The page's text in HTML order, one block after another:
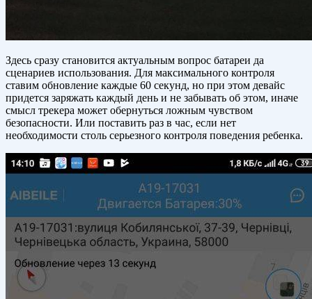
Здесь сразу становится актуальным вопрос батареи да
сценариев использования. Для максимального контроля
ставим обновление каждые 60 секунд, но при этом девайс
придется заряжать каждый день и не забывать об этом, иначе
смысл трекера может обернуться ложным чувством
безопасности. Или поставить раз в час, если нет
необходимости столь серьезного контроля поведения ребенка.